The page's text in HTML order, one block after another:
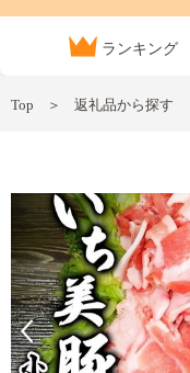
ランキング
Top 返礼品から探す